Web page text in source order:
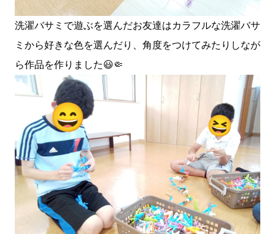
洗濯バサミで遊ぶを選んだお友達はカラフルな洗濯バサ
ミから好きな色を選んだり、角度をつけてみたりしなが
ら作品を作りました😃🤏